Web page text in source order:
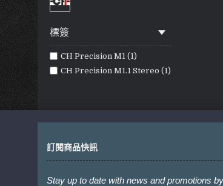
標簽
CH Precision M1 (1)
CH Precision M1.1 Stereo (1)
訂閱商品快訊
Stay up to date with news and promotions